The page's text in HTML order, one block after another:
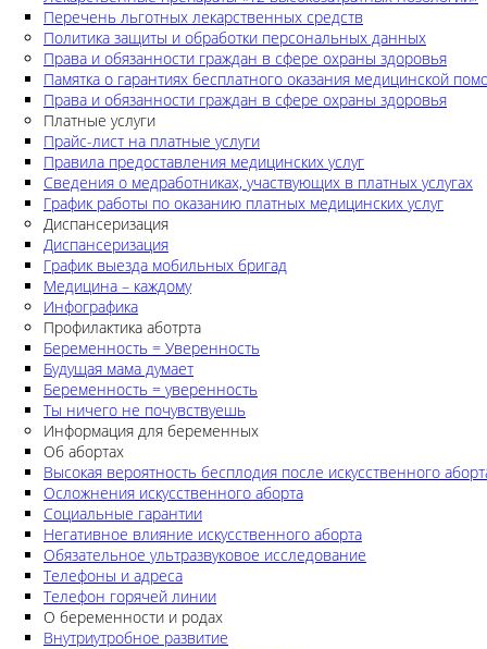
Перечень льготных лекарственных средств
Политика защиты и обработки персональных данных
Права и обязанности граждан в сфере охраны здоровья
Памятка о гарантиях бесплатного оказания медицинской
Права и обязанности граждан в сфере охраны здоровья
Платные услуги
Прайс-лист на платные услуги
Правила предоставления медицинских услуг
Сведения о медработниках, участвующих в платных услугах
График работы по оказанию платных медицинских услуг
Диспансеризация
Диспансеризация
График выезда мобильных бригад
Медицина – каждому
Инфографика
Профилактика аботрта
Беременность = Уверенность
Будущая мама думает
Беременность = уверенность
Ты ничего не почувствуешь
Информация для беременных
Об абортах
Высокая вероятность бесплодия после искусственного
Осложнения искусственного аборта
Социальные гарантии
Негативное влияние искусственного аборта
Обязательное ультразвуковое исследование
Телефоны и адреса
Телефон горячей линии
О беременности и родах
Внутриутробное развитие